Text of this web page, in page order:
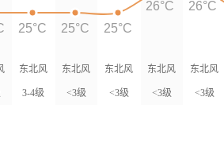
东北风
3-4级
东北风
<3级
东北风
<3级
东北风
<3级
东北风
<3级
25°C 25°C 25°C
26°C 26°C